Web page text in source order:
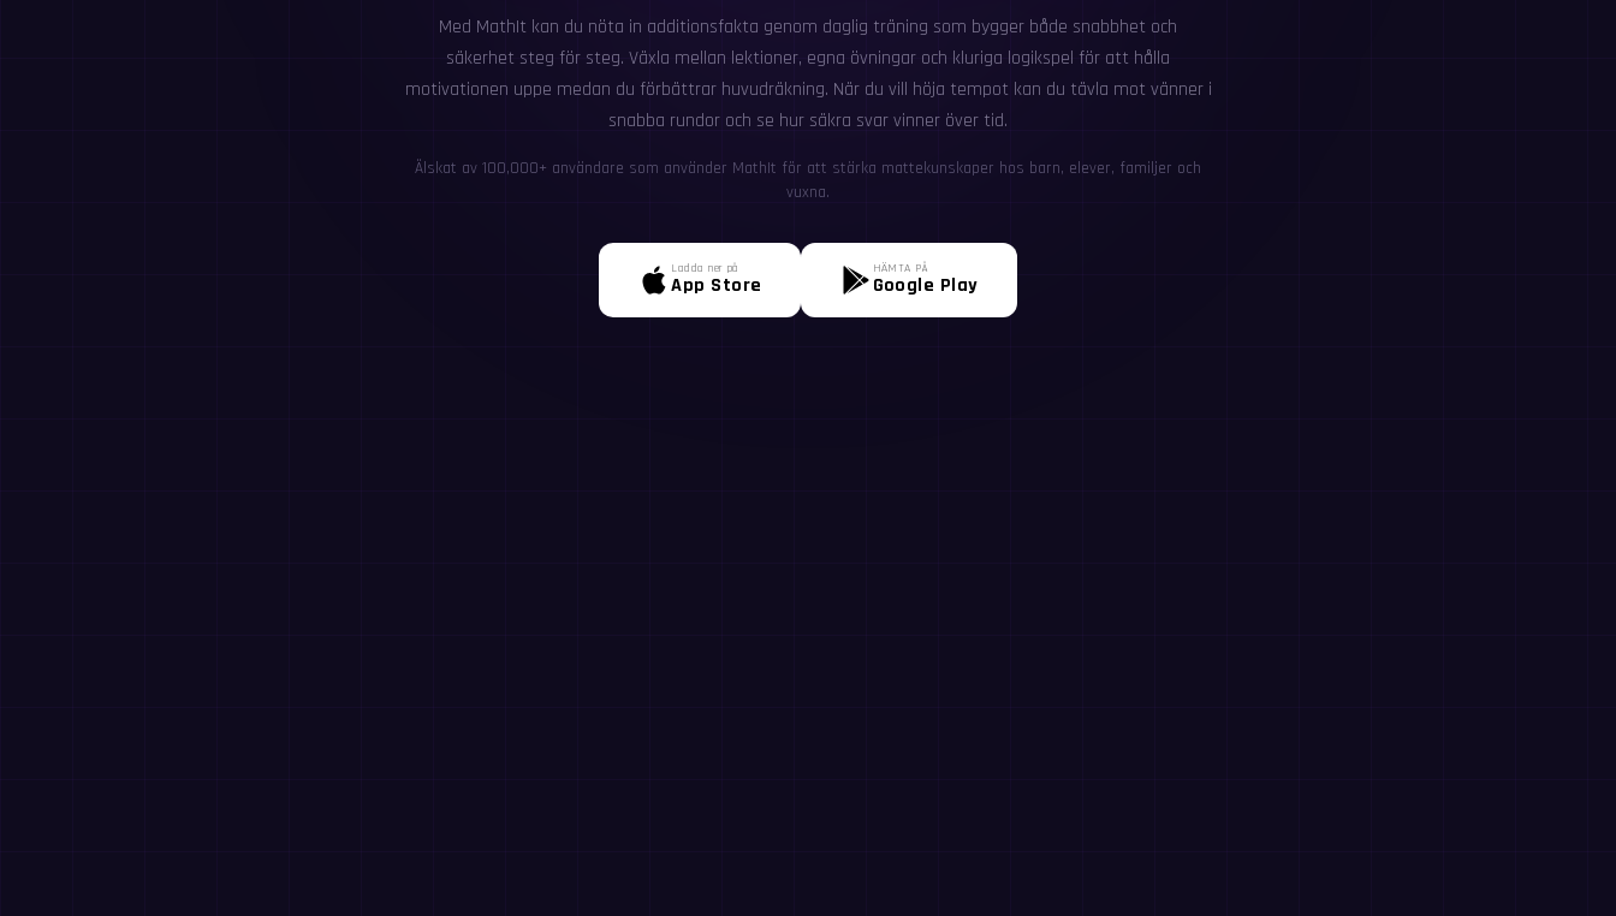
Med MathIt kan du nöta in additionsfakta genom daglig träning som bygger både snabbhet och
säkerhet steg för steg. Växla mellan lektioner, egna övningar och kluriga logikspel för att hålla
motivationen uppe medan du förbättrar huvudräkning. När du vill höja tempot kan du tävla mot vänner i
snabba rundor och se hur säkra svar vinner över tid.
Älskat av 100,000+ användare som använder MathIt för att stärka mattekunskaper hos barn, elever, familjer och
vuxna.
Ladda ner på
App Store
HÄMTA PÅ
Google Play